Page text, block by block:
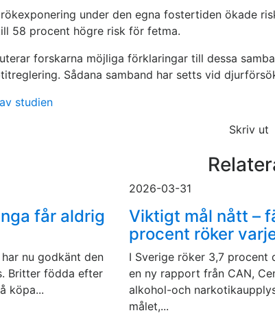
under den egna fostertiden ökade
58 procent högre risk för fetma.
forskarna möjliga förklaringar till dessa
Sådana samband har setts vid
studien
Skriv ut
får aldrig
nu godkänt den
Britter födda efter
köpa...
2026-03-31
Viktigt mål nått –
procent röker
I Sverige röker 3,7 procent
en ny rapport från CAN,
alkohol-och
målet,...